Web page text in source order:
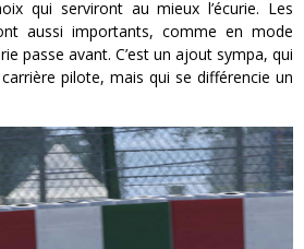
qui serviront au mieux l’écurie. Les
aussi importants, comme en mode
passe avant. C’est un ajout sympa, qui
pilote, mais qui se différencie un